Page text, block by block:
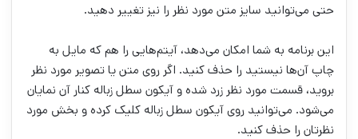
حتی می‌توانید سایز متن مورد نظر را نیز تغییر دهید.
این برنامه به شما امکان می‌دهد، آیتم‌هایی را هم که مایل به
چاپ آن‌ها نیستید را حذف کنید. اگر روی متن یا تصویر مورد نظر
بروید، قسمت مورد نظر زرد شده و آیکون سطل زباله کنار آن نمایان
می‌شود. می‌توانید روی آیکون سطل زباله کلیک کرده و بخش مورد
نظرتان را حذف کنید.